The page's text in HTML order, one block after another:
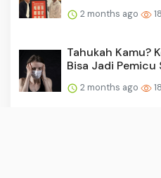
2 months ago
Tahukah Kamu?
Bisa Jadi Pemicu
2 months ago